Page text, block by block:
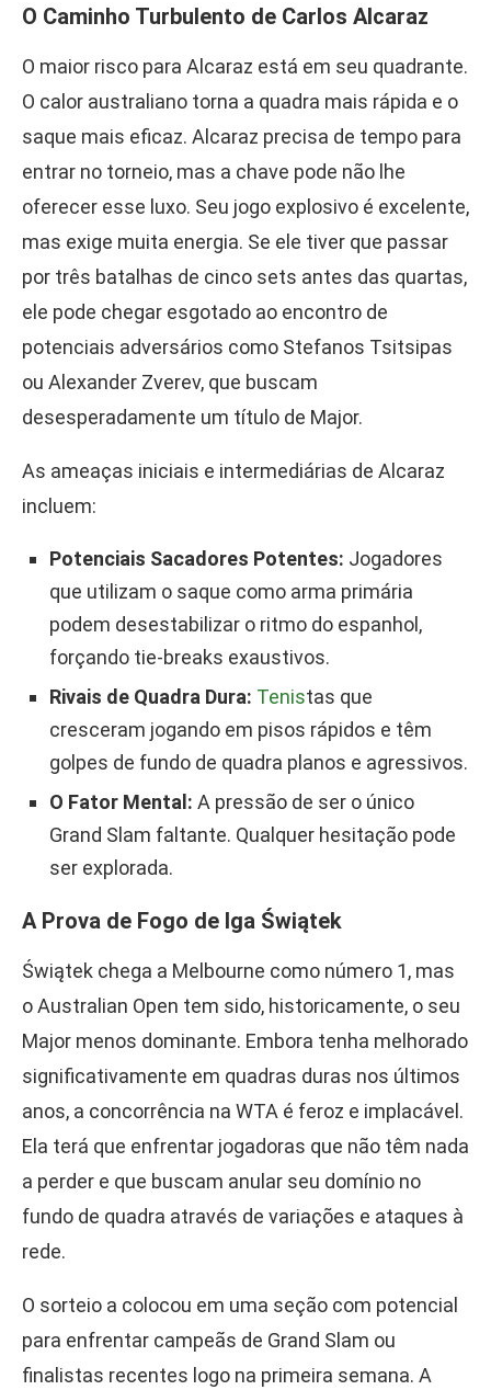
O Caminho Turbulento de Carlos Alcaraz
O maior risco para Alcaraz está em seu quadrante.
O calor australiano torna a quadra mais rápida e o
saque mais eficaz. Alcaraz precisa de tempo para
entrar no torneio, mas a chave pode não lhe
oferecer esse luxo. Seu jogo explosivo é excelente,
mas exige muita energia. Se ele tiver que passar
por três batalhas de cinco sets antes das quartas,
ele pode chegar esgotado ao encontro de
potenciais adversários como Stefanos Tsitsipas
ou Alexander Zverev, que buscam
desesperadamente um título de Major.
As ameaças iniciais e intermediárias de Alcaraz
incluem:
Potenciais Sacadores Potentes: Jogadores
que utilizam o saque como arma primária
podem desestabilizar o ritmo do espanhol,
forçando tie-breaks exaustivos.
Rivais de Quadra Dura: Tenistas que
cresceram jogando em pisos rápidos e têm
golpes de fundo de quadra planos e agressivos.
O Fator Mental: A pressão de ser o único
Grand Slam faltante. Qualquer hesitação pode
ser explorada.
A Prova de Fogo de Iga Świątek
Świątek chega a Melbourne como número 1, mas
o Australian Open tem sido, historicamente, o seu
Major menos dominante. Embora tenha melhorado
significativamente em quadras duras nos últimos
anos, a concorrência na WTA é feroz e implacável.
Ela terá que enfrentar jogadoras que não têm nada
a perder e que buscam anular seu domínio no
fundo de quadra através de variações e ataques à
rede.
O sorteio a colocou em uma seção com potencial
para enfrentar campeãs de Grand Slam ou
finalistas recentes logo na primeira semana. A